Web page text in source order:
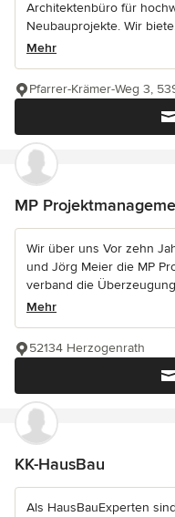
Architektenbüro für
Neubauprojekte. Wir
Mehr
Pfarrer-Krämer-Weg 3,
MP
Wir über uns Vor zehn
und Jörg Meier die MP
verband die
Mehr
52134 Herzogenrath
KK-HausBau
Als HausBauExperten